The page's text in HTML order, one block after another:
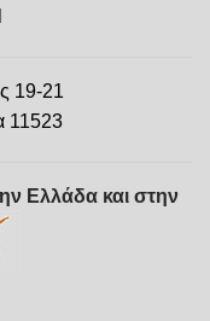
19-21
11523
Ελλάδα και στην